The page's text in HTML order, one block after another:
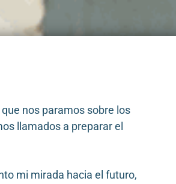
que nos paramos sobre los
llamados a preparar el
mi mirada hacia el futuro,